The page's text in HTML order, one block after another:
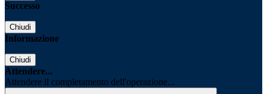
Successo
Chiudi
Informazione
Chiudi
Attendere...
Attendere il completamento dell'operazione...